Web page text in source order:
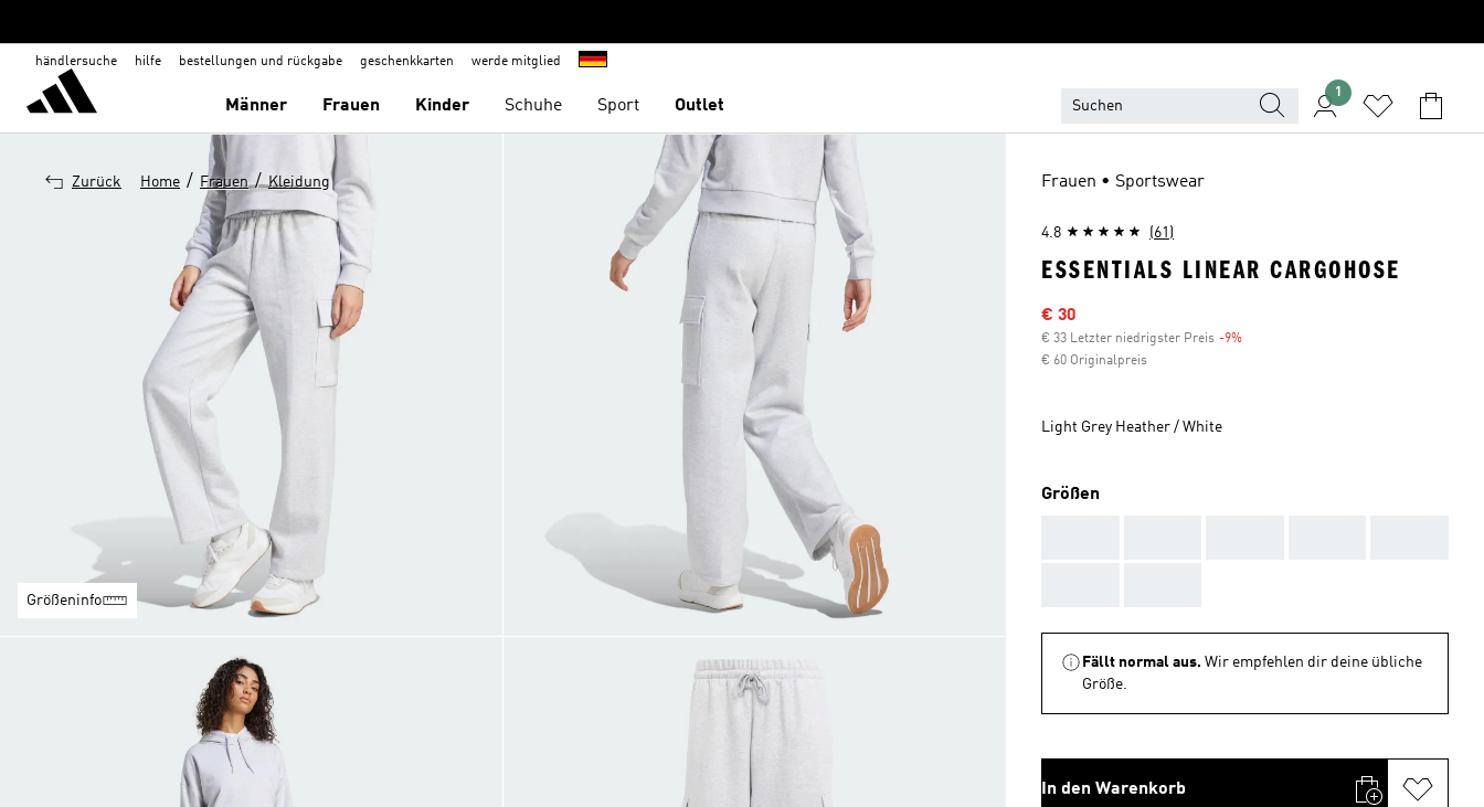
händlersuche hilfe bestellungen und rückgabe geschenkkarten werde mitglied
Männer Frauen Kinder Schuhe Sport Outlet
1
Zurück Home / Frauen / Kleidung
Größeninfo
Frauen • Sportswear
4.8 (61)
ESSENTIALS LINEAR CARGOHOSE
Sale-Preis
€ 30
€ 33 Letzter niedrigster Preis -9%
€ 60 Originalpreis
Light Grey Heather / White
Größen
Fällt normal aus. Wir empfehlen dir deine übliche
Größe.
In den Warenkorb